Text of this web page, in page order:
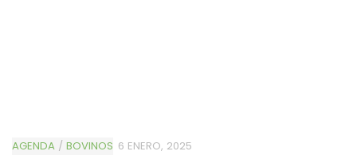
AGENDA / BOVINOS 6 ENERO, 2025